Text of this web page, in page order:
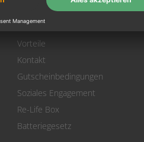
Geld-Zurück-Garantie
Vorteile
Kontakt
Gutscheinbedingungen
Soziales Engagement
Re-Life Box
Batteriegesetz